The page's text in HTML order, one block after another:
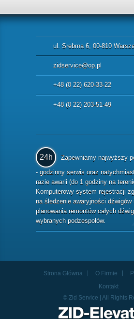
ul. Srebrna 6, 00-810
zidservice@op.pl
+48 (0 22) 620-33-22
+48 (0 22) 203-51-49
24h
Zapewniamy najwyższy
- godzinny serwis oraz
razie awarii (do 1 godziny na
Komputerowy system rejestracji
na śledzenie awaryjności
planowania remontów całych
wybranych podzespołów.
Strona Główna O Firmie
Kontakt
© Zid Service | All Rights